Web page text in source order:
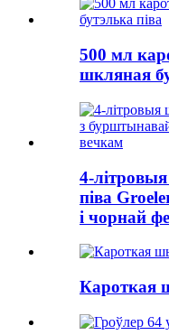
500 мл
шкляная
4-
піва
і чорнай
Кароткая